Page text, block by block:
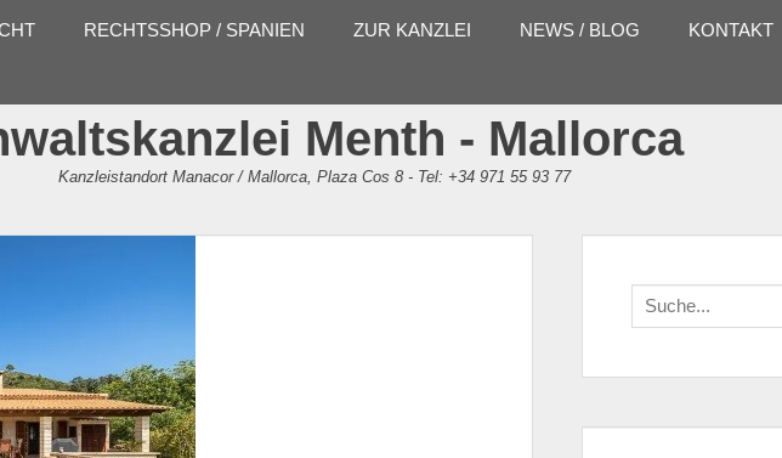
RECHTSSHOP / SPANIEN ZUR KANZLEI NEWS / BLOG KONTAKT
Menth - Mallorca
Kanzleistandort Manacor / Mallorca, Plaza Cos 8 - Tel: +34 971 55 93 77
Suche
für: